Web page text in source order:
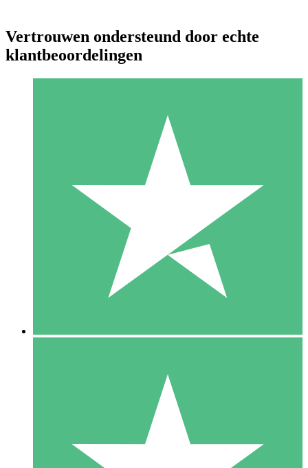
Individuele Creditpakketten
Betaal per gebruik met downloadtegoeden. Geen maandelijkse
1000
10 Downloaden
20 00
Vertrouwen ondersteund door echte
klantbeoordelingen